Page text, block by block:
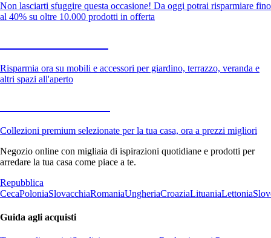
Non lasciarti sfuggire questa occasione! Da oggi potrai risparmiare fino
al 40% su oltre 10.000 prodotti in offerta
Risparmia ora su mobili e accessori per giardino, terrazzo, veranda e
altri spazi all'aperto
Collezioni premium selezionate per la tua casa, ora a prezzi migliori
Negozio online con migliaia di ispirazioni quotidiane e prodotti per
arredare la tua casa come piace a te.
Repubblica
CecaPoloniaSlovacchiaRomaniaUngheriaCroaziaLituaniaLettonia
Guida agli acquisti